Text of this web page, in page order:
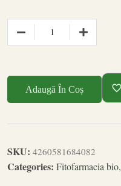
Adaugă În Coș
SKU: 4260581684082
Categories: Fitofarmacia bio,